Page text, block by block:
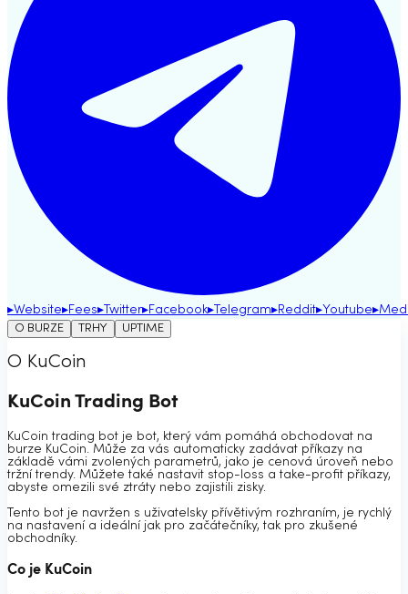
▸Website▸Fees▸ Twitter▸Facebook▸ Telegram▸Reddit▸Youtube▸
O BURZE
TRHY UPTIME
O KuCoin
KuCoin Trading Bot
KuCoin trading bot je bot, který vám pomáhá obchodovat na
burze KuCoin. Může za vás automaticky zadávat příkazy na
základě vámi zvolených parametrů, jako je cenová úroveň nebo
tržní trendy. Můžete také nastavit stop-loss a take-profit příkazy,
abyste omezili své ztráty nebo zajistili zisky.
Tento bot je navržen s uživatelsky přívětivým rozhraním, je rychlý
na nastavení a ideální jak pro začátečníky, tak pro zkušené
obchodníky.
Co je KuCoin